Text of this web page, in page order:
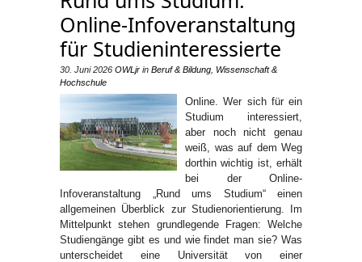
Online-Infoveranstaltung
für Studieninteressierte
30. Juni 2026 OWLjr in Beruf & Bildung Wissenschaft &
Hochschule
Online. Wer sich für ein
Studium interessiert,
aber noch nicht genau
weiß, was auf dem Weg
dorthin wichtig ist, erhält
bei der Online-
Infoveranstaltung „Rund ums Studium“ einen
allgemeinen Überblick zur Studienorientierung. Im
Mittelpunkt stehen grundlegende Fragen: Welche
Studiengänge gibt es und wie findet man sie? Was
unterscheidet eine Universität von einer